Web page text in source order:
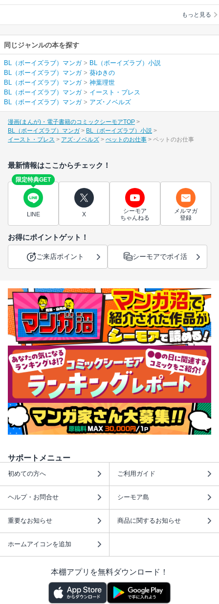
もっと見る
同じジャンルの本を探す
BL（ボーイズラブ）マンガ> BL（ボーイズラブ）小説
BL（ボーイズラブ）マンガ> 葵ゆきの
BL（ボーイズラブ）マンガ> 神葉理世
BL（ボーイズラブ）マンガ> イースト・プレス
BL（ボーイズラブ）マンガ> アズ･ノベルズ
漫画(まんが)・電子書籍のコミックシーモアTOP
BL（ボーイズラブ）マンガ
BL（ボーイズラブ）小説
イースト・プレス
アズ･ノベルズ ぺットのお仕事 ペットのお仕事
最新情報はここからチェック！
限定特典GET
LINE X
シーモア
ちゃんねる
メルマガ
登録
お得にポイントゲット！
ご来店ポイント シーモアでポイ活
サポートメニュー
初めての方へ ご利用ガイド
ヘルプ・お問合せ シーモア島
重要なお知らせ 商品に関するお知らせ
ホームアイコンを追加
本棚アプリを無料ダウンロード！